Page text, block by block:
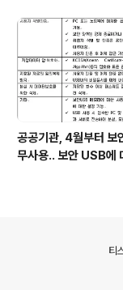
공공기관, 4월부터 보
무사용.. 보안 USB에
티